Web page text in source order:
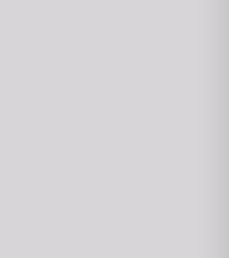
asesoramos
tallas, envíos y
en tu primera compra
que prefieras 💕